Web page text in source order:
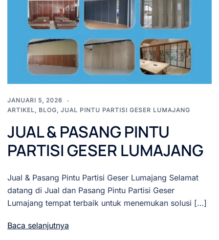
JANUARI 5, 2026
ARTIKEL, BLOG, JUAL PINTU PARTISI GESER LUMAJANG
JUAL & PASANG PINTU
PARTISI GESER LUMAJANG
Jual & Pasang Pintu Partisi Geser Lumajang Selamat
datang di Jual dan Pasang Pintu Partisi Geser
Lumajang tempat terbaik untuk menemukan solusi […]
Baca selanjutnya